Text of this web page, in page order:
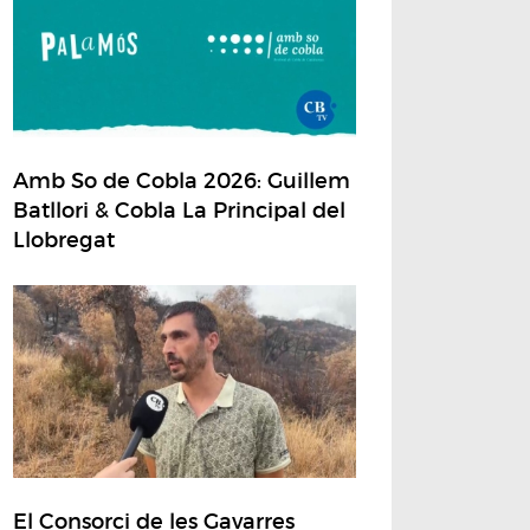
Amb So de Cobla 2026: Guillem
Batllori & Cobla La Principal del
Llobregat
El Consorci de les Gavarres